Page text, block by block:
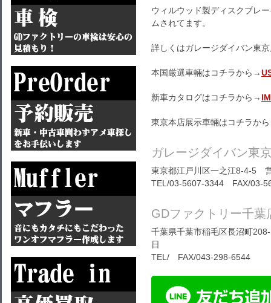
ウィルウッド製ディスクブレ
ムされてます。
詳しくはガレージダイバン東
本国厳選車輛はコチラから→
新車カタログはコチラから→
東京本店展示車輛はコチラか
ガレージダイバン東
東京都江戸川区一之江8-4-5
TEL/03-5607-3344 FAX/03-
GDファクトリー千葉
千葉県千葉市稲毛区長沼町
日
TEL/ FAX/043-298-6544